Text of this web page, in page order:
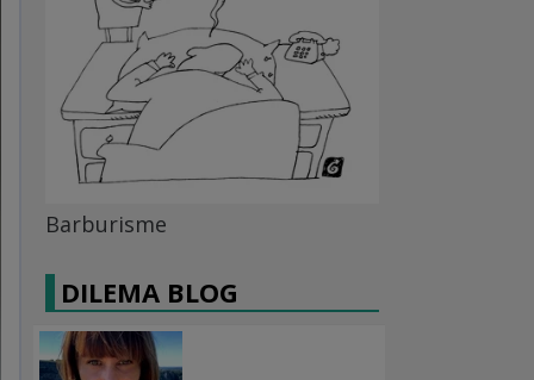
Barburisme
DILEMA BLOG